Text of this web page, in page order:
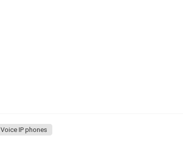
Voice IP phones